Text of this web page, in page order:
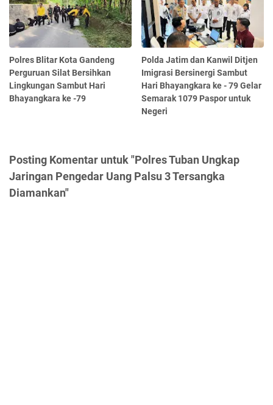
Polres Blitar Kota Gandeng
Perguruan Silat Bersihkan
Lingkungan Sambut Hari
Bhayangkara ke -79
Polda Jatim dan Kanwil Ditjen
Imigrasi Bersinergi Sambut
Hari Bhayangkara ke - 79 Gelar
Semarak 1079 Paspor untuk
Negeri
Posting Komentar untuk "Polres Tuban Ungkap
Jaringan Pengedar Uang Palsu 3 Tersangka
Diamankan"